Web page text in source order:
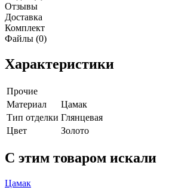
Отзывы
Доставка
Комплект
Файлы (0)
Характеристики
Прочие
Материал
Цамак
Тип отделки Глянцевая
Цвет
Золото
C этим товаром искали
Цамак